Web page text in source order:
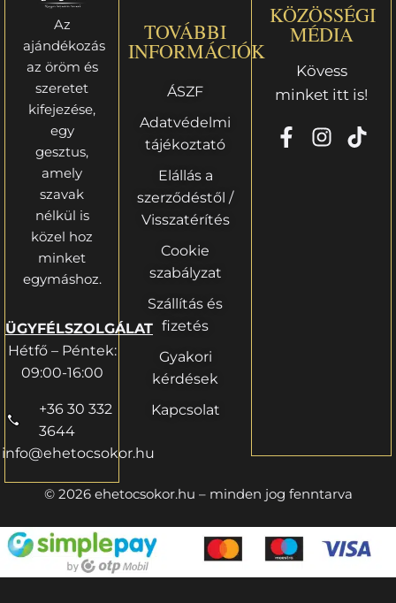
Az
ajándékozás
az öröm és
szeretet
kifejezése,
egy
gesztus,
amely
szavak
nélkül is
közel hoz
minket
egymáshoz.
ÜGYFÉLSZOLGÁLAT
Hétfő – Péntek:
09:00-16:00
+36 30 332
3644
info@ehetocsokor.hu
TOVÁBBI
INFORMÁCIÓK
ÁSZF
Adatvédelmi
tájékoztató
Elállás a
szerződéstől /
Visszatérítés
Cookie
szabályzat
Szállítás és
fizetés
Gyakori
kérdések
Kapcsolat
KÖZÖSSÉGI
MÉDIA
Kövess
minket itt is!
© 2026 ehetocsokor.hu – minden jog fenntarva